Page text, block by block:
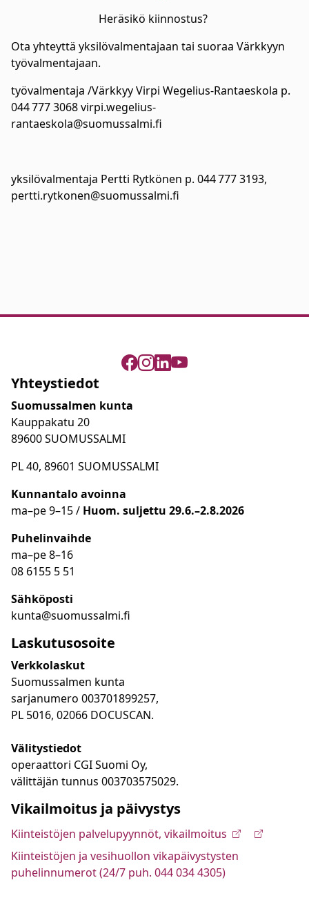
Heräsikö kiinnostus?
Ota yhteyttä yksilövalmentajaan tai suoraa Värkkyyn
työvalmentajaan.
työvalmentaja /Värkkyy Virpi Wegelius-Rantaeskola p.
044 777 3068 virpi.wegelius-
rantaeskola@suomussalmi.fi
yksilövalmentaja Pertti Rytkönen p. 044 777 3193,
pertti.rytkonen@suomussalmi.fi
Yhteystiedot
Suomussalmen kunta
Kauppakatu 20
89600 SUOMUSSALMI
PL 40, 89601 SUOMUSSALMI
Kunnantalo avoinna
ma–pe 9–15 / Huom. suljettu 29.6.–2.8.2026
Puhelinvaihde
ma–pe 8–16
08 6155 5 51
Sähköposti
kunta@suomussalmi.fi
Laskutusosoite
Verkkolaskut
Suomussalmen kunta
sarjanumero 003701899257,
PL 5016, 02066 DOCUSCAN.
Välitystiedot
operaattori CGI Suomi Oy,
välittäjän tunnus 003703575029.
Vikailmoitus ja päivystys
Kiinteistöjen palvelupyynnöt, vikailmoitus
Kiinteistöjen ja vesihuollon vikapäivystysten
puhelinnumerot (24/7 puh. 044 034 4305)